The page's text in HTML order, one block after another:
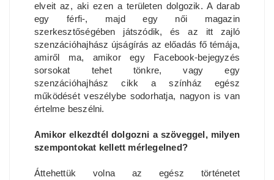
elveit az, aki ezen a területen dolgozik. A darab
egy férfi-, majd egy női magazin
szerkesztőségében játszódik, és az itt zajló
szenzációhajhász újságírás az előadás fő témája,
amiről ma, amikor egy Facebook-bejegyzés
sorsokat tehet tönkre, vagy egy
szenzációhajhász cikk a színház egész
működését veszélybe sodorhatja, nagyon is van
értelme beszélni.
Amikor elkezdtél dolgozni a szöveggel, milyen
szempontokat kellett mérlegelned?
Áttehettük volna az egész történetet